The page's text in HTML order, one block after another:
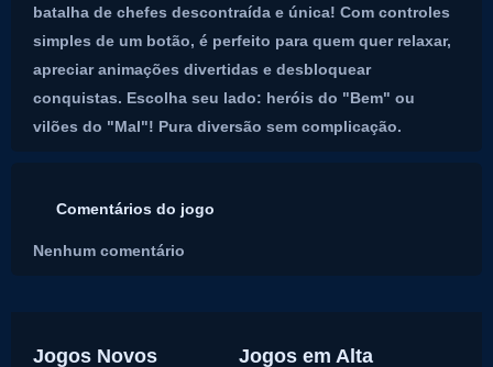
batalha de chefes descontraída e única! Com controles
simples de um botão, é perfeito para quem quer relaxar,
apreciar animações divertidas e desbloquear
conquistas. Escolha seu lado: heróis do "Bem" ou
vilões do "Mal"! Pura diversão sem complicação.
Comentários do jogo
Nenhum comentário
Jogos Novos Jogos em Alta